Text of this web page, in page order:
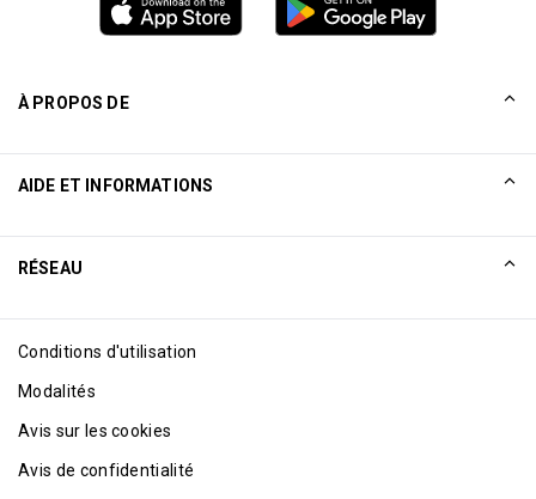
Unlimited invités maximum par titulaire de carte
À PROPOS DE
Excellence Awards
Blog
AIDE ET INFORMATIONS
RÉSEAU
Conditions d'utilisation
Modalités
Avis sur les cookies
Avis de confidentialité